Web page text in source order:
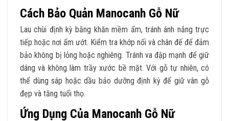
Cách Bảo Quản Manocanh Gỗ Nữ
Lau chùi định kỳ bằng khăn mềm ẩm, tránh ánh nắng trực
tiếp hoặc nơi ẩm ướt. Kiểm tra khớp nối và chân đế để đảm
bảo không bị lỏng hoặc nghiêng. Tránh va đập mạnh để giữ
dáng và không làm trầy xước bề mặt. Với gỗ tự nhiên, có
thể dùng sáp hoặc dầu bảo dưỡng định kỳ để giữ vân gỗ
đẹp và tăng tuổi thọ.
Ứng Dụng Của Manocanh Gỗ Nữ